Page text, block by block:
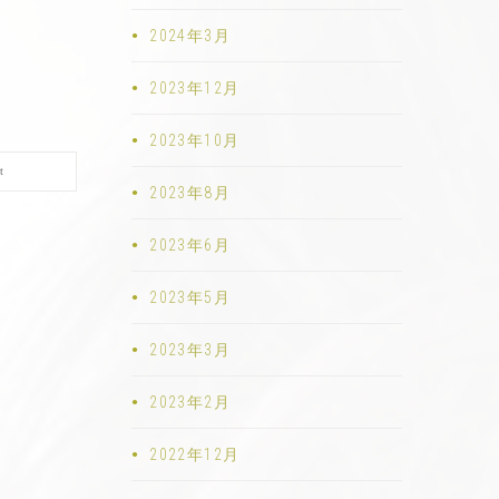
2024年3月
2023年12月
2023年10月
2023年8月
2023年6月
2023年5月
2023年3月
2023年2月
2022年12月